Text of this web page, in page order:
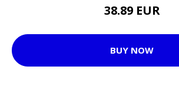
38.89 EUR
BUY NOW